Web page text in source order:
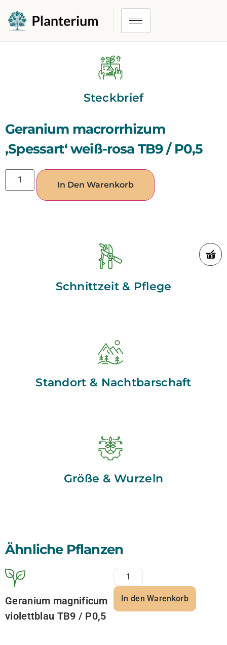
Steckbrief
Geranium macrorrhizum
‚Spessart‘ weiß-rosa TB9 / P0,5
In Den Warenkorb
Schnittzeit & Pflege
Standort & Nachtbarschaft
Größe & Wurzeln
Ähnliche Pflanzen
Geranium magnificum
violettblau TB9 / P0,5
In den Warenkorb